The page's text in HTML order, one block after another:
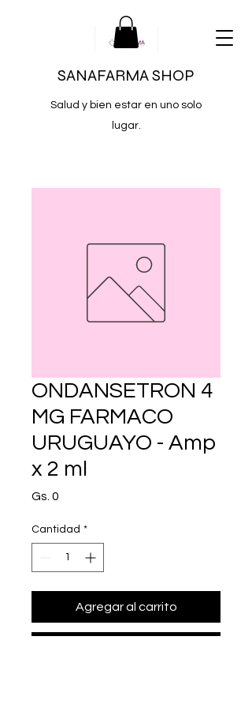
SANAFARMA SHOP
Salud y bien estar en uno solo
lugar.
ONDANSETRON 4
MG FARMACO
URUGUAYO - Amp
x 2 ml
Gs. 0
Cantidad *
Agregar al carrito